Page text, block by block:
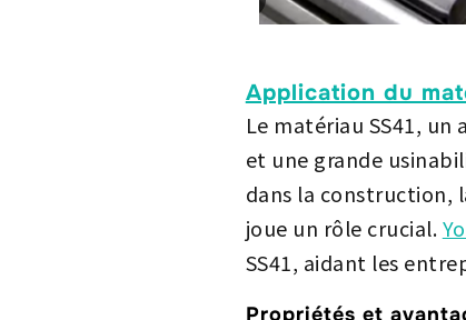
Application du
Le matériau SS41,
et une grande
dans la construction,
joue un rôle crucial.
SS41, aidant les
Propriétés et